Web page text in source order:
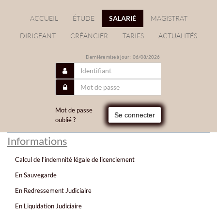
ACCUEIL ÉTUDE SALARIÉ MAGISTRAT
DIRIGEANT CRÉANCIER TARIFS ACTUALITÉS
Dernière mise à jour : 06/08/2026
Mot de passe
oublié ?
Se connecter
Informations
Calcul de l'indemnité légale de licenciement
En Sauvegarde
En Redressement Judiciaire
En Liquidation Judiciaire